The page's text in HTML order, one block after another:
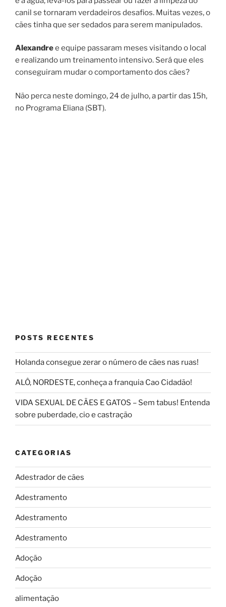
canil se tornaram verdadeiros desafios. Muitas vezes, o
cães tinha que ser sedados para serem manipulados.
Alexandree equipe passaram meses visitando o local
e realizando um treinamento intensivo. Será que eles
conseguiram mudar o comportamento dos cães?
Não perca neste domingo, 24 de julho, a partir das 15h,
no Programa Eliana (SBT).
POSTS RECENTES
Holanda consegue zerar o número de cães nas ruas!
ALÔ, NORDESTE, conheça a franquia Cao Cidadão!
VIDA SEXUAL DE CÃES E GATOS – Sem tabus! Entenda
sobre puberdade, cio e castração
CATEGORIAS
Adestrador de cães
Adestramento
Adestramento
Adestramento
Adoção
Adoção
alimentação